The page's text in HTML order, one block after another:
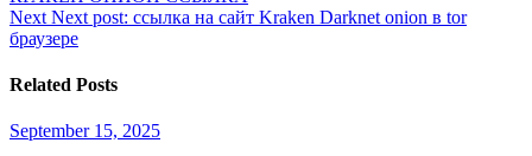
navigation
Next Next post: ссылка на сайт Kraken Darknet onion в tor
браузере
Related Posts
September 15, 2025